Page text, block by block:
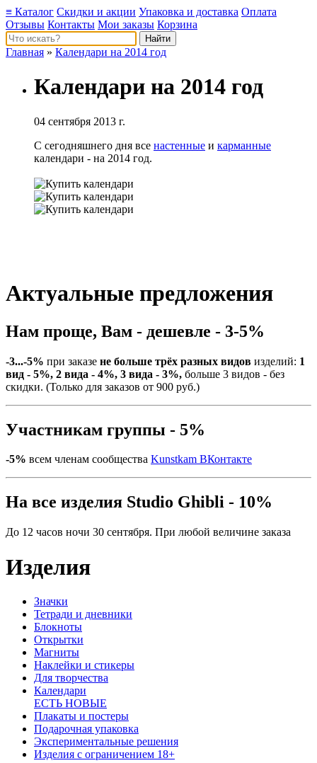
≡ Каталог Скидки и акции Упаковка и доставка Оплата
Отзывы Контакты Мои заказы Корзина
Главная » Календари на 2014 год
Календари на 2014 год
04 сентября 2013 г.
С сегодняшнего дня все настенные и карманные
календари - на 2014 год.
Актуальные предложения
Нам проще, Вам - дешевле - 3-5%
-3...-5% при заказе не больше трёх разных видов изделий: 1
вид - 5%, 2 вида - 4%, 3 вида - 3%, больше 3 видов - без
скидки. (Только для заказов от 900 руб.)
Участникам группы - 5%
-5% всем членам сообщества Kunstkam ВКонтакте
На все изделия Studio Ghibli - 10%
До 12 часов ночи 30 сентября. При любой величине заказа
Изделия
Значки
Тетради и дневники
Блокноты
Открытки
Магниты
Наклейки и стикеры
Для творчества
Календари
ЕСТЬ НОВЫЕ
Плакаты и постеры
Подарочная упаковка
Экспериментальные решения
Изделия с ограничением 18+